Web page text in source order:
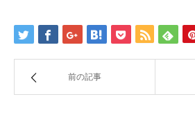
前の記事